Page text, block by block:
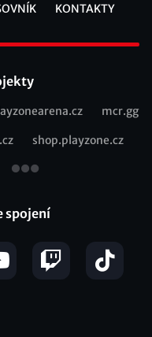
KONTAKTY
mcr.gg
shop.playzone.cz
spojení